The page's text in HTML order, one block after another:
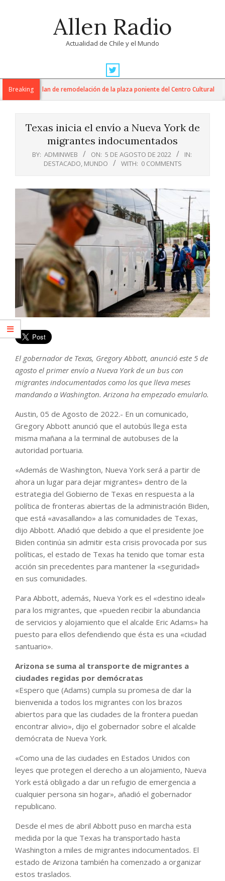
Allen Radio
Actualidad de Chile y el Mundo
Navigation
MenuBreaking
inician plan de remodelación de la plaza poniente del Centro Cultural
Texas inicia el envío a Nueva York de
migrantes indocumentados
BY: ADMINWEB ON: 5 DE AGOSTO DE 2022
IN:
DESTACADO, MUNDO WITH: 0 COMMENTS
El gobernador de Texas, Gregory Abbott, anunció este 5 de
agosto el primer envío a Nueva York de un bus con
migrantes indocumentados como los que lleva meses
mandando a Washington. Arizona ha empezado emularlo.
Austin, 05 de Agosto de 2022.- En un comunicado,
Gregory Abbott anunció que el autobús llega esta
misma mañana a la terminal de autobuses de la
autoridad portuaria.
«Además de Washington, Nueva York será a partir de
ahora un lugar para dejar migrantes» dentro de la
estrategia del Gobierno de Texas en respuesta a la
política de fronteras abiertas de la administración Biden,
que está «avasallando» a las comunidades de Texas,
dijo Abbott. Añadió que debido a que el presidente Joe
Biden continúa sin admitir esta crisis provocada por sus
políticas, el estado de Texas ha tenido que tomar esta
acción sin precedentes para mantener la «seguridad»
en sus comunidades.
Para Abbott, además, Nueva York es el «destino ideal»
para los migrantes, que «pueden recibir la abundancia
de servicios y alojamiento que el alcalde Eric Adams» ha
puesto para ellos defendiendo que ésta es una «ciudad
santuario».
Arizona se suma al transporte de migrantes a
ciudades regidas por demócratas
«Espero que (Adams) cumpla su promesa de dar la
bienvenida a todos los migrantes con los brazos
abiertos para que las ciudades de la frontera puedan
encontrar alivio», dijo el gobernador sobre el alcalde
demócrata de Nueva York.
«Como una de las ciudades en Estados Unidos con
leyes que protegen el derecho a un alojamiento, Nueva
York está obligado a dar un refugio de emergencia a
cualquier persona sin hogar», añadió el gobernador
republicano.
Desde el mes de abril Abbott puso en marcha esta
medida por la que Texas ha transportado hasta
Washington a miles de migrantes indocumentados. El
estado de Arizona también ha comenzado a organizar
estos traslados.